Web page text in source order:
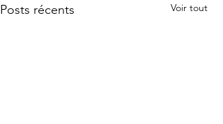
Posts récents Voir tout